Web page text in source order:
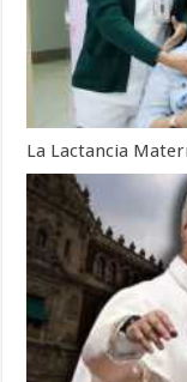
La Lactancia